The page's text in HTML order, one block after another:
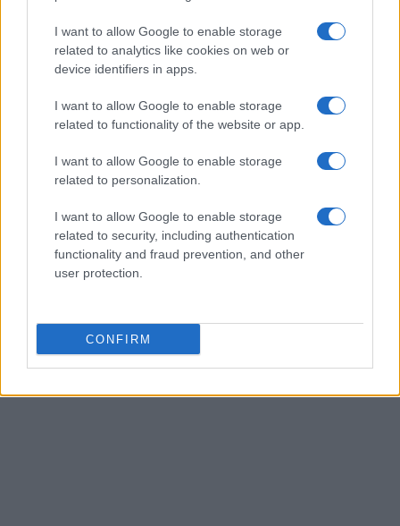
I want to allow Google to enable storage
related to analytics like cookies on web or
device identifiers in apps.
I want to allow Google to enable storage
related to functionality of the website or app.
I want to allow Google to enable storage
related to personalization.
I want to allow Google to enable storage
related to security, including authentication
functionality and fraud prevention, and other
user protection.
CONFIRM
Ad